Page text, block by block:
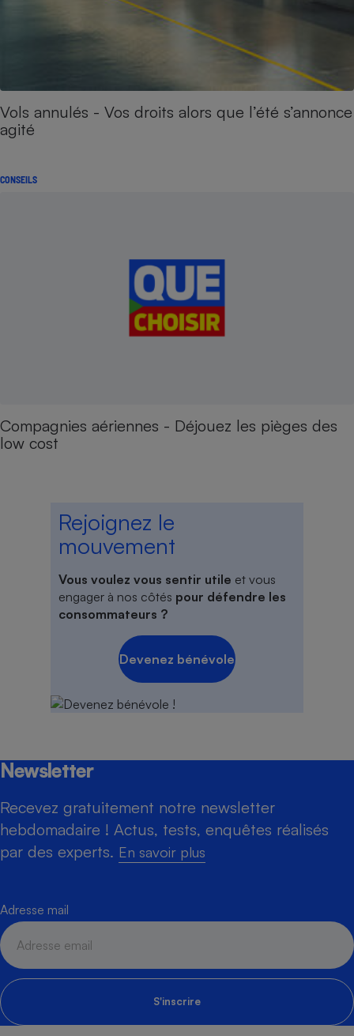
Vols annulés - Vos droits alors que l’été s’annonce
agité
CONSEILS
Compagnies aériennes - Déjouez les pièges des
low cost
Rejoignez le
mouvement
Vous voulez vous sentir utile et vous
engager à nos côtés pour défendre les
consommateurs ?
Devenez bénévole
Newsletter
Recevez gratuitement notre newsletter
hebdomadaire ! Actus, tests, enquêtes réalisés
par des experts. En savoir plus
Adresse mail
S'inscrire